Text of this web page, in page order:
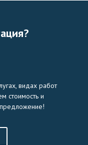
видах работ
стоимость и